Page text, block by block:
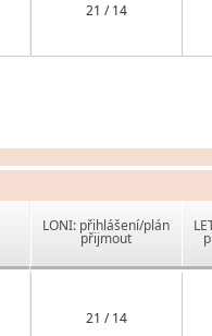
21 / 14
LONI: přihlášení/plán
přijmout
21 / 14